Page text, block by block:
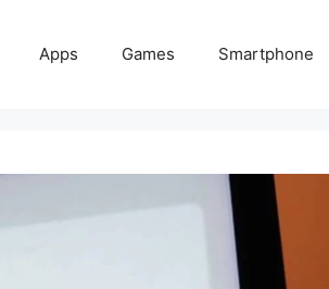
Apps Games Smartphone